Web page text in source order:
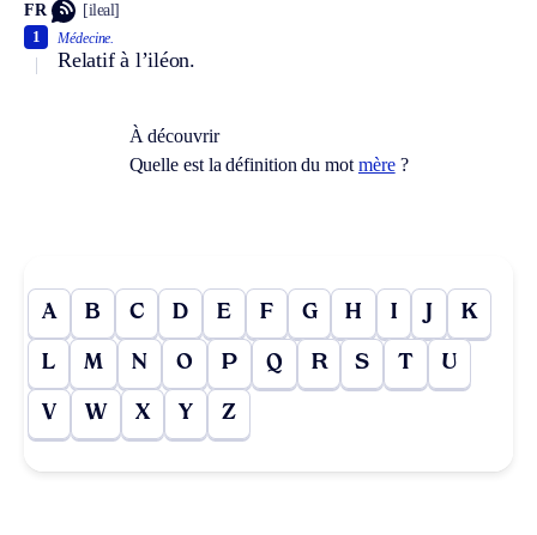
FR [ileal]
Médecine.
Relatif à l’iléon.
1
À découvrir
Quelle est la définition du mot mère?
A B C D E F G H I J K
L M N O P Q R S T U
V W X Y Z